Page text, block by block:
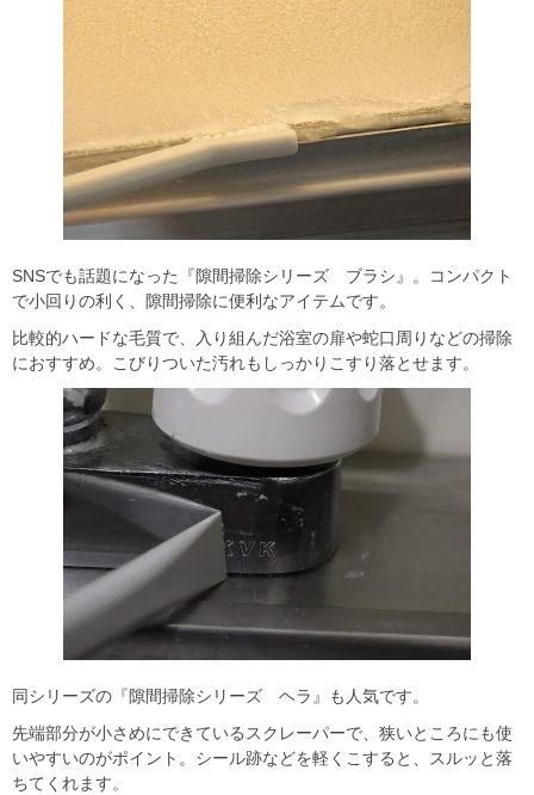
SNSでも話題になった『隙間掃除シリーズ ブラシ』。コンパクト
で小回りの利く、隙間掃除に便利なアイテムです。
比較的ハードな毛質で、入り組んだ浴室の扉や蛇口周りなどの掃除
におすすめ。こびりついた汚れもしっかりこすり落とせます。
同シリーズの『隙間掃除シリーズ ヘラ』も人気です。
先端部分が小さめにできているスクレーパーで、狭いところにも使
いやすいのがポイント。シール跡などを軽くこすると、スルッと落
ちてくれます。